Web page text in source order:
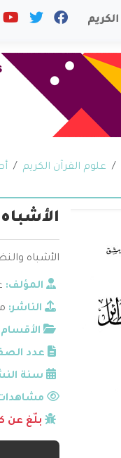
علوم القرآن الكريم
الأشباه
المؤلف:
الناشر:
عدد
سنة
بلّغ عن